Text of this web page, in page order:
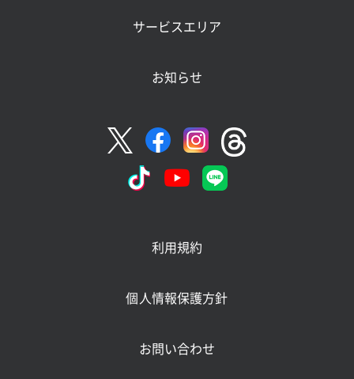
サービスエリア
お知らせ
利用規約
個人情報保護方針
お問い合わせ